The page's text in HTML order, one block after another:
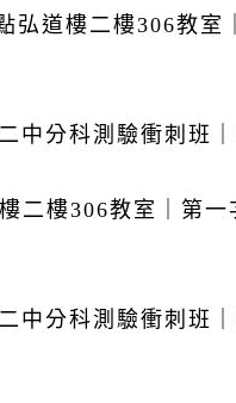
弘道樓二樓306教室
中分科測驗衝刺班
二樓306教室｜第
中分科測驗衝刺班